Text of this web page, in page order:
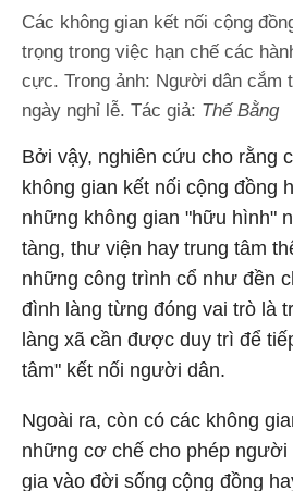
Các không gian kết nối cộng
trọng trong việc hạn chế các
cực. Trong ảnh: Người dân cắm
ngày nghỉ lễ. Tác giả: Thế Bằng
Bởi vậy, nghiên cứu cho rằng
không gian kết nối cộng đồng
những không gian "hữu hình"
tàng, thư viện hay trung tâm
những công trình cổ như đền
đình làng từng đóng vai trò là
làng xã cần được duy trì để
tâm" kết nối người dân.
Ngoài ra, còn có các không
những cơ chế cho phép
gia vào đời sống cộng đồng